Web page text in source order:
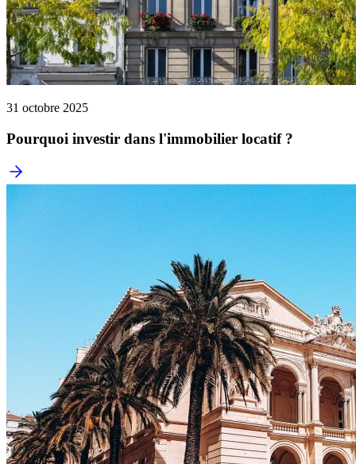
31 octobre 2025
Pourquoi investir dans l'immobilier locatif ?